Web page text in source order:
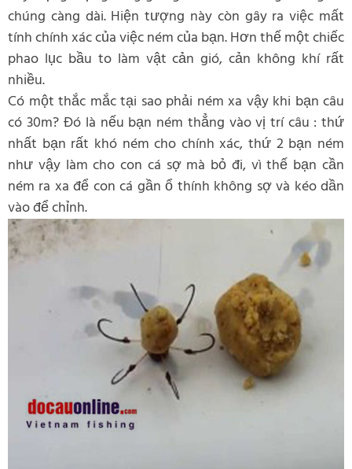
chúng càng dài. Hiện tượng này còn gây ra việc mất
tính chính xác của việc ném của bạn. Hơn thế một chiếc
phao lục bầu to làm vật cản gió, cản không khí rất
nhiều.
Có một thắc mắc tại sao phải ném xa vậy khi bạn câu
có 30m? Đó là nếu bạn ném thẳng vào vị trí câu : thứ
nhất bạn rất khó ném cho chính xác, thứ 2 bạn ném
như vậy làm cho con cá sợ mà bỏ đi, vì thế bạn cần
ném ra xa để con cá gần ổ thính không sợ và kéo dần
vào để chỉnh.